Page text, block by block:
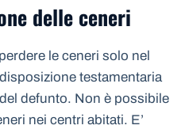
delle ceneri
le ceneri solo nel
testamentaria
defunto. Non è possibile
nei centri abitati. E’